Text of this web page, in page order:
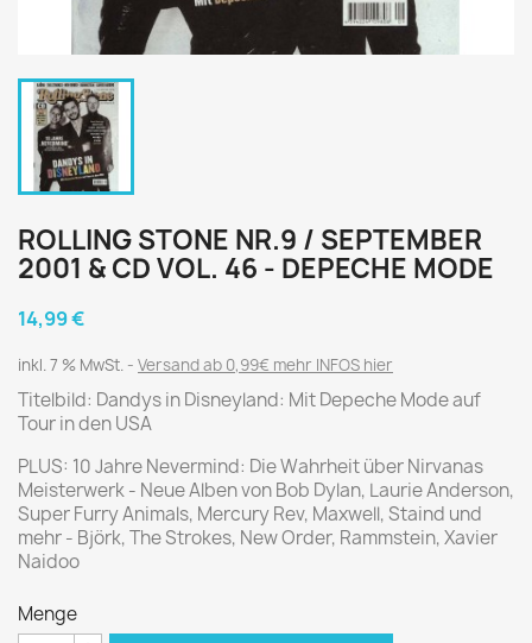
ROLLING STONE NR.9 / SEPTEMBER
2001 & CD VOL. 46 - DEPECHE MODE
14,99 €
inkl. 7 % MwSt. Versand ab 0,99€ mehr INFOS hier
Titelbild: Dandys in Disneyland: Mit Depeche Mode auf
Tour in den USA
PLUS: 10 Jahre Nevermind: Die Wahrheit über Nirvanas
Meisterwerk - Neue Alben von Bob Dylan, Laurie Anderson,
Super Furry Animals, Mercury Rev, Maxwell, Staind und
mehr - Björk, The Strokes, New Order, Rammstein, Xavier
Naidoo
Menge